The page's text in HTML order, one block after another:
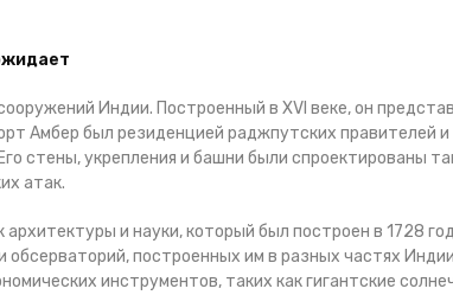
Индии. Построенный в XVI веке, он
Амбер был резиденцией раджпутских правителей и
стены, укрепления и башни были спроектированы
атак.
и науки, который был построен в 1728
построенных им в разных частях
инструментов, таких как гигантские